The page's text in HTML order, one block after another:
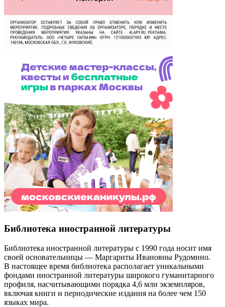
Библиотека иностранной литературы
Библиотека иностранной литературы с 1990 года носит имя
своей основательницы — Маргариты Ивановны Рудомино.
В настоящее время библиотека располагает уникальными
фондами иностранной литературы широкого гуманитарного
профиля, насчитывающими порядка 4,6 млн экземпляров,
включая книги и периодические издания на более чем 150
языках мира.